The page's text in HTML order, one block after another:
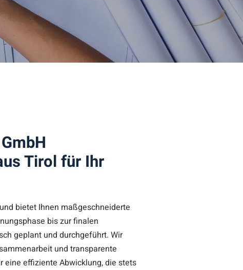
Tirol für Ihr
bietet Ihnen maßgeschneiderte
bis zur finalen
geplant und durchgeführt. Wir
und transparente
eine effiziente Abwicklung, die stets